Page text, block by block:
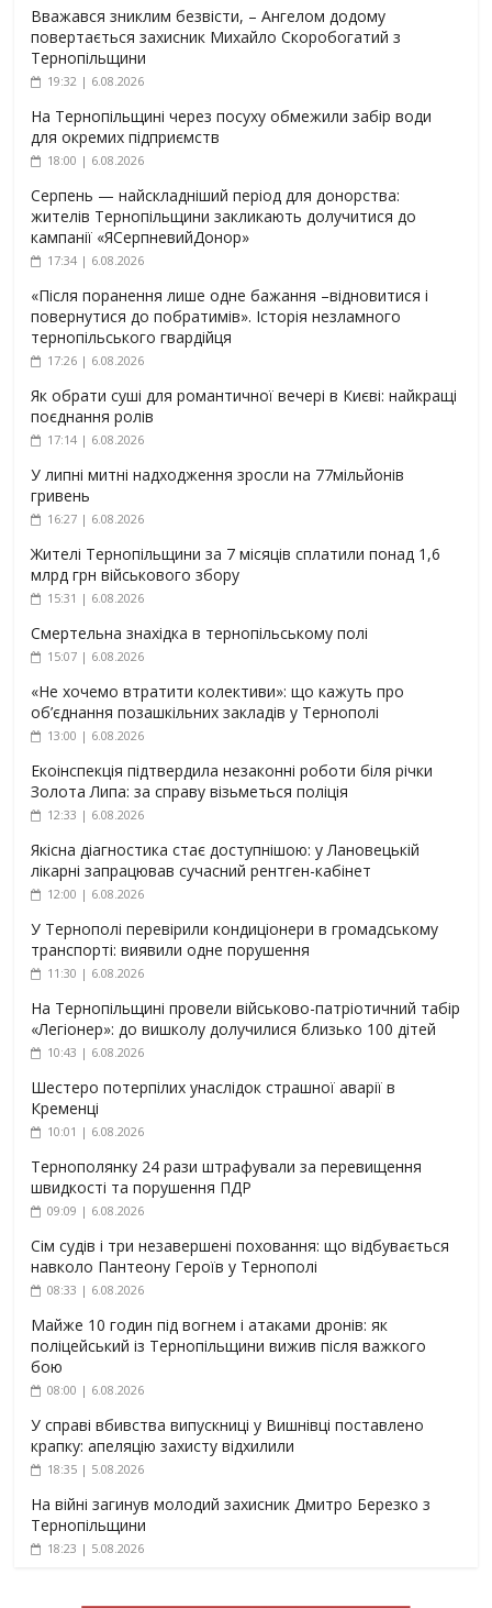
Вважався зниклим безвісти, – Ангелом додому
повертається захисник Михайло Скоробогатий з
Тернопільщини
19:32 | 6.08.2026
На Тернопільщині через посуху обмежили забір води
для окремих підприємств
18:00 | 6.08.2026
Серпень — найскладніший період для донорства:
жителів Тернопільщини закликають долучитися до
кампанії «ЯСерпневийДонор»
17:34 | 6.08.2026
«Після поранення лише одне бажання –відновитися і
повернутися до побратимів». Історія незламного
тернопільського гвардійця
17:26 | 6.08.2026
Як обрати суші для романтичної вечері в Києві: найкращі
поєднання ролів
17:14 | 6.08.2026
У липні митні надходження зросли на 77мільйонів
гривень
16:27 | 6.08.2026
Жителі Тернопільщини за 7 місяців сплатили понад 1,6
млрд грн військового збору
15:31 | 6.08.2026
Смертельна знахідка в тернопільському полі
15:07 | 6.08.2026
«Не хочемо втратити колективи»: що кажуть про
об’єднання позашкільних закладів у Тернополі
13:00 | 6.08.2026
Екоінспекція підтвердила незаконні роботи біля річки
Золота Липа: за справу візьметься поліція
12:33 | 6.08.2026
Якісна діагностика стає доступнішою: у Лановецькій
лікарні запрацював сучасний рентген-кабінет
12:00 | 6.08.2026
У Тернополі перевірили кондиціонери в громадському
транспорті: виявили одне порушення
11:30 | 6.08.2026
На Тернопільщині провели військово-патріотичний табір
«Легіонер»: до вишколу долучилися близько 100 дітей
10:43 | 6.08.2026
Шестеро потерпілих унаслідок страшної аварії в
Кременці
10:01 | 6.08.2026
Тернополянку 24 рази штрафували за перевищення
швидкості та порушення ПДР
09:09 | 6.08.2026
Сім судів і три незавершені поховання: що відбувається
навколо Пантеону Героїв у Тернополі
08:33 | 6.08.2026
Майже 10 годин під вогнем і атаками дронів: як
поліцейський із Тернопільщини вижив після важкого
бою
08:00 | 6.08.2026
У справі вбивства випускниці у Вишнівці поставлено
крапку: апеляцію захисту відхилили
18:35 | 5.08.2026
На війні загинув молодий захисник Дмитро Березко з
Тернопільщини
18:23 | 5.08.2026